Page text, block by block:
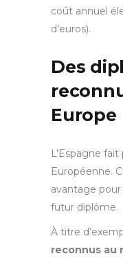
coût annuel
d’euros).
Des
Europe
L’Espagne fait
Européenne.
avantage
futur diplôme.
À titre
reconnus au